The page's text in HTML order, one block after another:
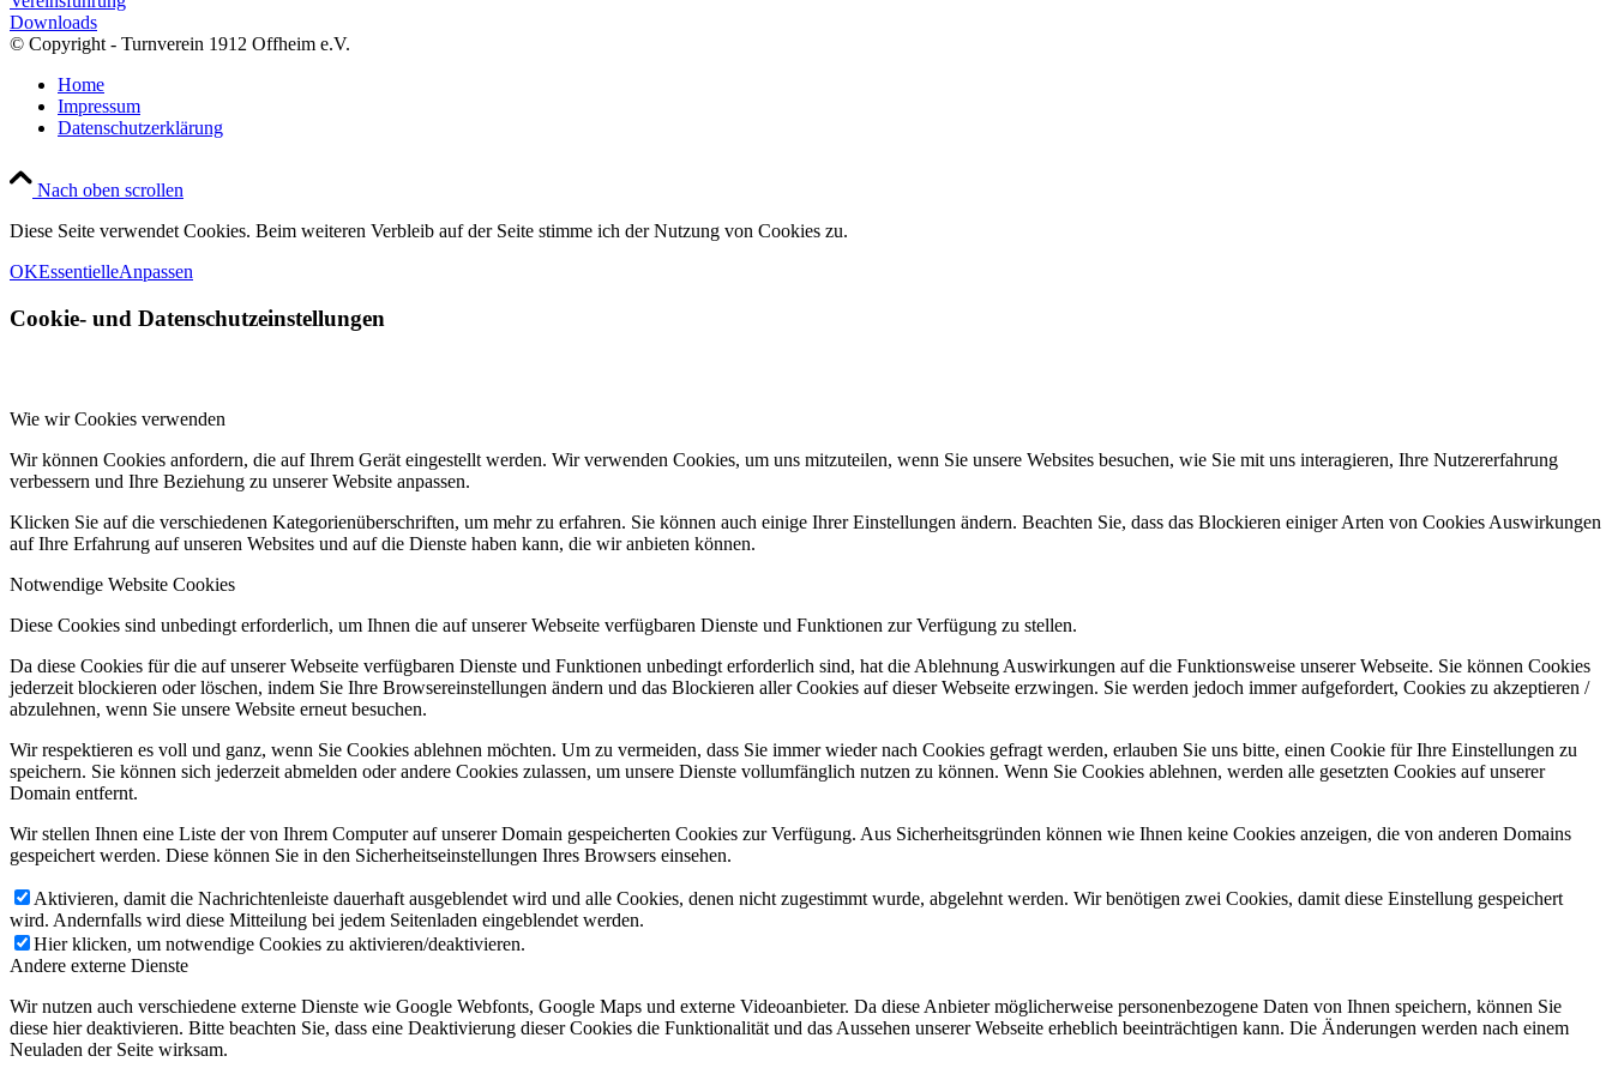
Downloads
© Copyright - Turnverein 1912 Offheim e.V.
Home
Impressum
Datenschutzerklärung
Nach oben scrollen
Diese Seite verwendet Cookies. Beim weiteren Verbleib auf der Seite stimme ich der Nutzung von Cookies zu.
OKEssentielleAnpassen
Cookie- und Datenschutzeinstellungen
Wie wir Cookies verwenden
Wir können Cookies anfordern, die auf Ihrem Gerät eingestellt werden. Wir verwenden Cookies, um uns mitzuteilen, wenn Sie unsere Websites besuchen, wie Sie mit uns interagieren, Ihre Nutzererfahrung
verbessern und Ihre Beziehung zu unserer Website anpassen.
Klicken Sie auf die verschiedenen Kategorienüberschriften, um mehr zu erfahren. Sie können auch einige Ihrer Einstellungen ändern. Beachten Sie, dass das Blockieren einiger Arten von Cookies Auswirkungen
auf Ihre Erfahrung auf unseren Websites und auf die Dienste haben kann, die wir anbieten können.
Notwendige Website Cookies
Diese Cookies sind unbedingt erforderlich, um Ihnen die auf unserer Webseite verfügbaren Dienste und Funktionen zur Verfügung zu stellen.
Da diese Cookies für die auf unserer Webseite verfügbaren Dienste und Funktionen unbedingt erforderlich sind, hat die Ablehnung Auswirkungen auf die Funktionsweise unserer Webseite. Sie können Cookies
jederzeit blockieren oder löschen, indem Sie Ihre Browsereinstellungen ändern und das Blockieren aller Cookies auf dieser Webseite erzwingen. Sie werden jedoch immer aufgefordert, Cookies zu akzeptieren /
abzulehnen, wenn Sie unsere Website erneut besuchen.
Wir respektieren es voll und ganz, wenn Sie Cookies ablehnen möchten. Um zu vermeiden, dass Sie immer wieder nach Cookies gefragt werden, erlauben Sie uns bitte, einen Cookie für Ihre Einstellungen zu
speichern. Sie können sich jederzeit abmelden oder andere Cookies zulassen, um unsere Dienste vollumfänglich nutzen zu können. Wenn Sie Cookies ablehnen, werden alle gesetzten Cookies auf unserer
Domain entfernt.
Wir stellen Ihnen eine Liste der von Ihrem Computer auf unserer Domain gespeicherten Cookies zur Verfügung. Aus Sicherheitsgründen können wie Ihnen keine Cookies anzeigen, die von anderen Domains
gespeichert werden. Diese können Sie in den Sicherheitseinstellungen Ihres Browsers einsehen.
Aktivieren, damit die Nachrichtenleiste dauerhaft ausgeblendet wird und alle Cookies, denen nicht zugestimmt wurde, abgelehnt werden. Wir benötigen zwei Cookies, damit diese Einstellung gespeichert
wird. Andernfalls wird diese Mitteilung bei jedem Seitenladen eingeblendet werden.
Hier klicken, um notwendige Cookies zu aktivieren/deaktivieren.
Andere externe Dienste
Wir nutzen auch verschiedene externe Dienste wie Google Webfonts, Google Maps und externe Videoanbieter. Da diese Anbieter möglicherweise personenbezogene Daten von Ihnen speichern, können Sie
diese hier deaktivieren. Bitte beachten Sie, dass eine Deaktivierung dieser Cookies die Funktionalität und das Aussehen unserer Webseite erheblich beeinträchtigen kann. Die Änderungen werden nach einem
Neuladen der Seite wirksam.